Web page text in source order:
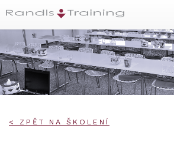
< ZPĚT NA ŠKOLENÍ